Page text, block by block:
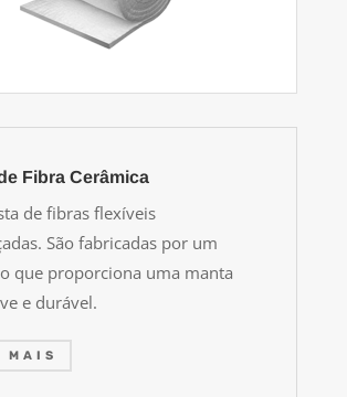
Fibra Cerâmica
de fibras flexíveis
São fabricadas por um
que proporciona uma manta
e durável.
MAIS